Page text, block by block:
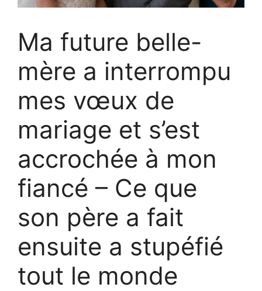
Ma future belle-
mère a interrompu
mes vœux de
mariage et s’est
accrochée à mon
fiancé – Ce que
son père a fait
ensuite a stupéfié
tout le monde